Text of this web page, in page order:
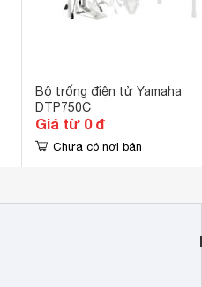
Bộ trống điện tử Yamaha
DTP750C
Giá từ 0 đ
Chưa có nơi bán